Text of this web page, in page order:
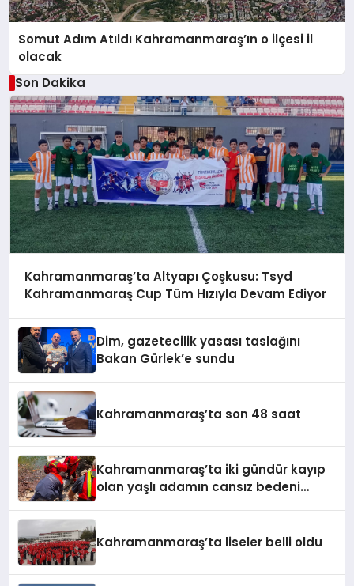
Somut Adım Atıldı Kahramanmaraş’ın o ilçesi il
olacak
Son Dakika
Kahramanmaraş’ta Altyapı Çoşkusu: Tsyd
Kahramanmaraş Cup Tüm Hızıyla Devam Ediyor
Dim, gazetecilik yasası taslağını
Bakan Gürlek’e sundu
Kahramanmaraş’ta son 48 saat
Kahramanmaraş’ta iki gündür kayıp
olan yaşlı adamın cansız bedeni
Kahramanmaraş’ta liseler belli oldu